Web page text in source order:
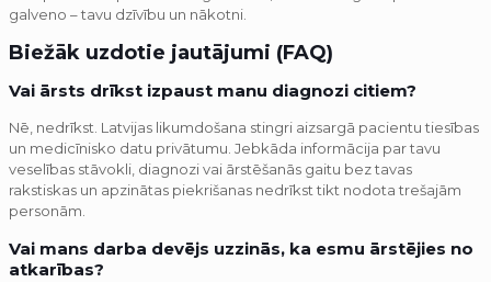
galveno – tavu dzīvību un nākotni.
Biežāk uzdotie jautājumi (FAQ)
Vai ārsts drīkst izpaust manu diagnozi citiem?
Nē, nedrīkst. Latvijas likumdošana stingri aizsargā pacientu tiesības
un medicīnisko datu privātumu. Jebkāda informācija par tavu
veselības stāvokli, diagnozi vai ārstēšanās gaitu bez tavas
rakstiskas un apzinātas piekrišanas nedrīkst tikt nodota trešajām
personām.
Vai mans darba devējs uzzinās, ka esmu ārstējies no
atkarības?